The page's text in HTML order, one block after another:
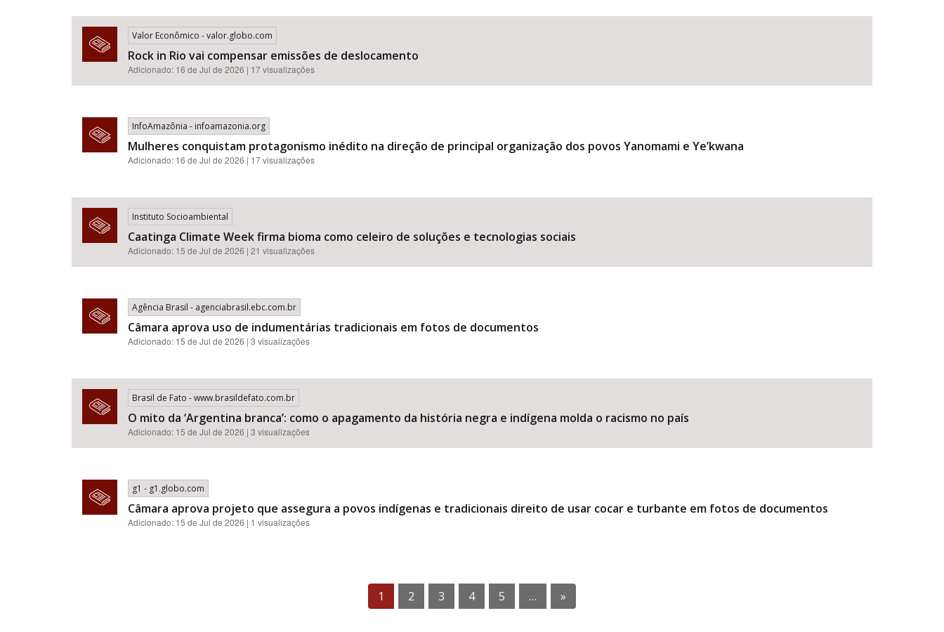
Valor Econômico - valor.globo.com
Rock in Rio vai compensar emissões de deslocamento
Adicionado: 16 de Jul de 2026 | 17 visualizações
InfoAmazônia - infoamazonia.org
Mulheres conquistam protagonismo inédito na direção de principal organização dos povos Yanomami e Ye’kwana
Adicionado: 16 de Jul de 2026 | 17 visualizações
Instituto Socioambiental
Caatinga Climate Week firma bioma como celeiro de soluções e tecnologias sociais
Adicionado: 15 de Jul de 2026 | 21 visualizações
Agência Brasil - agenciabrasil.ebc.com.br
Câmara aprova uso de indumentárias tradicionais em fotos de documentos
Adicionado: 15 de Jul de 2026 | 3 visualizações
Brasil de Fato - www.brasildefato.com.br
O mito da ‘Argentina branca’: como o apagamento da história negra e indígena molda o racismo no país
Adicionado: 15 de Jul de 2026 | 3 visualizações
g1 - g1.globo.com
Câmara aprova projeto que assegura a povos indígenas e tradicionais direito de usar cocar e turbante em fotos de documentos
Adicionado: 15 de Jul de 2026 | 1 visualizações
1 2 3 4 5 … »